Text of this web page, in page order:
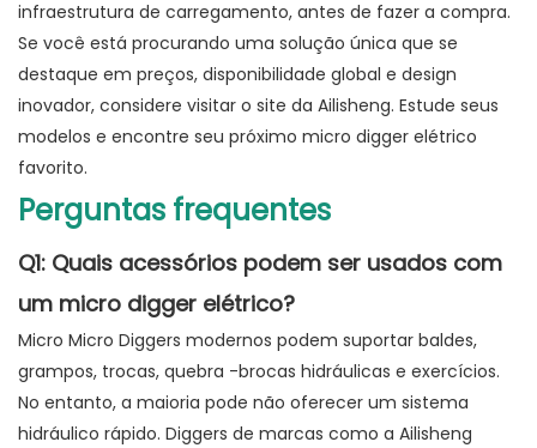
infraestrutura de carregamento, antes de fazer a compra.
Se você está procurando uma solução única que se
destaque em preços, disponibilidade global e design
inovador, considere visitar o site da Ailisheng. Estude seus
modelos e encontre seu próximo micro digger elétrico
favorito.
Perguntas frequentes
Q1: Quais acessórios podem ser usados ​​com
um micro digger elétrico?
Micro Micro Diggers modernos podem suportar baldes,
grampos, trocas, quebra -brocas hidráulicas e exercícios.
No entanto, a maioria pode não oferecer um sistema
hidráulico rápido. Diggers de marcas como a Ailisheng